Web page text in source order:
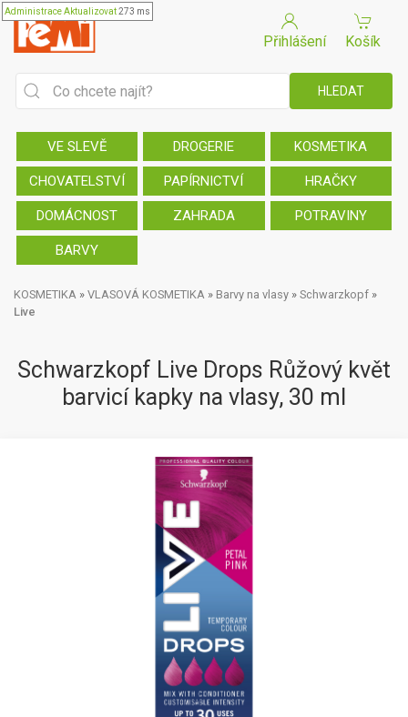
AdministraceAktualizovat273 ms
Přihlášení Košík
VE SLEVĚ DROGERIE KOSMETIKA
CHOVATELSTVÍ PAPÍRNICTVÍ HRAČKY
DOMÁCNOST ZAHRADA POTRAVINY
BARVY
KOSMETIKA » VLASOVÁ KOSMETIKA » Barvy na vlasy » Schwarzkopf »
Live
Schwarzkopf Live Drops Růžový květ
barvicí kapky na vlasy, 30 ml